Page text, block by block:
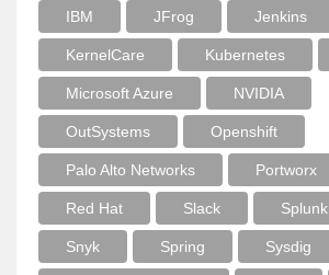
IBM JFrog Jenkins
KernelCare Kubernetes
Microsoft Azure NVIDIA
OutSystems Openshift
Palo Alto Networks Portworx
Red Hat Slack Splunk
Snyk Spring Sysdig